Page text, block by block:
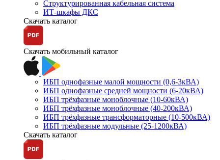
Структурированная кабельная система
ИТ-шкафы ДКС
Скачать каталог
Скачать мобильный каталог
ИБП однофазные малой мощности (0,6-3кВА)
ИБП однофазные средней мощности (6-20кВА)
ИБП трёхфазные моноблочные (10-60кВА)
ИБП трёхфазные моноблочные (40-200кВА)
ИБП трёхфазные трансформаторные (10-500кВА)
ИБП трёхфазные модульные (25-1200кВА)
Скачать каталог